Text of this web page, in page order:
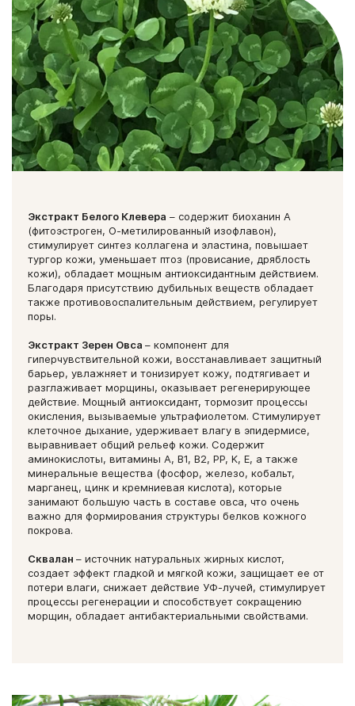
Экстракт Белого Клевера – содержит биоханин А
(фитоэстроген, О-метилированный изофлавон),
стимулирует синтез коллагена и эластина, повышает
тургор кожи, уменьшает птоз (провисание, дряблость
кожи), обладает мощным антиоксидантным действием.
Благодаря присутствию дубильных веществ обладает
также противовоспалительным действием, регулирует
поры.
Экстракт Зерен Овса – компонент для
гиперчувствительной кожи, восстанавливает защитный
барьер, увлажняет и тонизирует кожу, подтягивает и
разглаживает морщины, оказывает регенерирующее
действие. Мощный антиоксидант, тормозит процессы
окисления, вызываемые ультрафиолетом. Стимулирует
клеточное дыхание, удерживает влагу в эпидермисе,
выравнивает общий рельеф кожи. Содержит
аминокислоты, витамины А, В1, В2, РР, K, E, а также
минеральные вещества (фосфор, железо, кобальт,
марганец, цинк и кремниевая кислота), которые
занимают большую часть в составе овса, что очень
важно для формирования структуры белков кожного
покрова.
Сквалан – источник натуральных жирных кислот,
создает эффект гладкой и мягкой кожи, защищает ее от
потери влаги, снижает действие УФ-лучей, стимулирует
процессы регенерации и способствует сокращению
морщин, обладает антибактериальными свойствами.